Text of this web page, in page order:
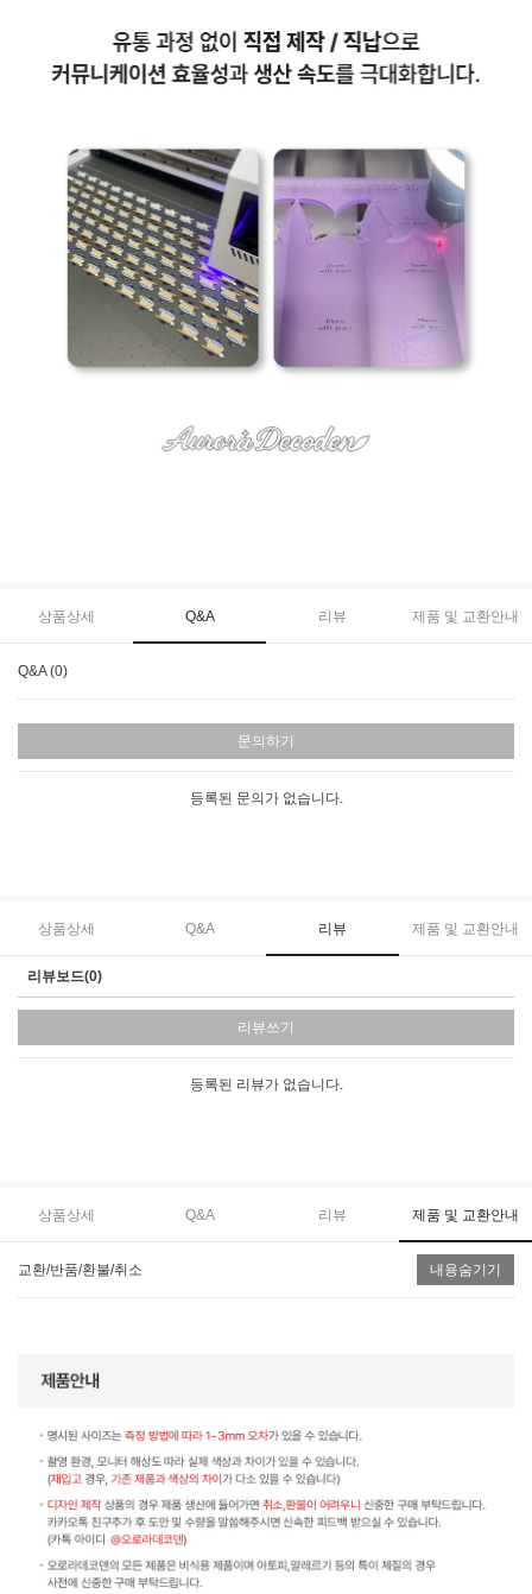
상품상세 Q&A 리뷰 제품 및 교환안내
Q&A (0)
문의하기
등록된 문의가 없습니다.
상품상세 Q&A 리뷰 제품 및 교환안내
리뷰보드(0)
리뷰쓰기
등록된 리뷰가 없습니다.
상품상세 Q&A 리뷰 제품 및 교환안내
교환/반품/환불/취소 내용숨기기